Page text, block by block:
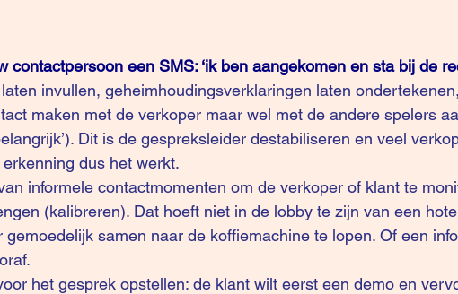
contactpersoon een SMS: ‘ik ben aangekomen en sta bij de
invullen, geheimhoudingsverklaringen laten
maken met de verkoper maar wel met de andere spelers
Dit is de gespreksleider destabiliseren en veel
dus het werkt.
informele contactmomenten om de verkoper of klant te
(kalibreren). Dat hoeft niet in de lobby te zijn van een
gemoedelijk samen naar de koffiemachine te lopen. Of een
het gesprek opstellen: de klant wilt eerst een demo en